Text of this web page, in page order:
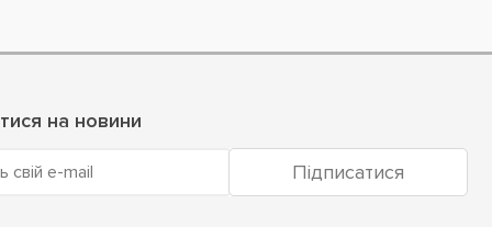
на новини
свій e-mail Підписатися